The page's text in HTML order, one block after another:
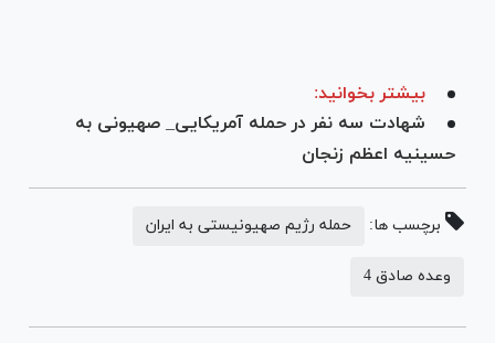
بیشتر بخوانید:
شهادت سه نفر در حمله آمریکایی_ صهیونی به
حسینیه اعظم زنجان
برچسب ها: حمله رژیم صهیونیستی به ایران
وعده صادق 4